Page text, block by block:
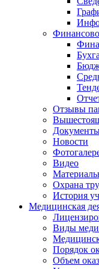
Отзывы
Новости
Видео
Охрана
История
Медицинская
Виды
Порядок
Объем